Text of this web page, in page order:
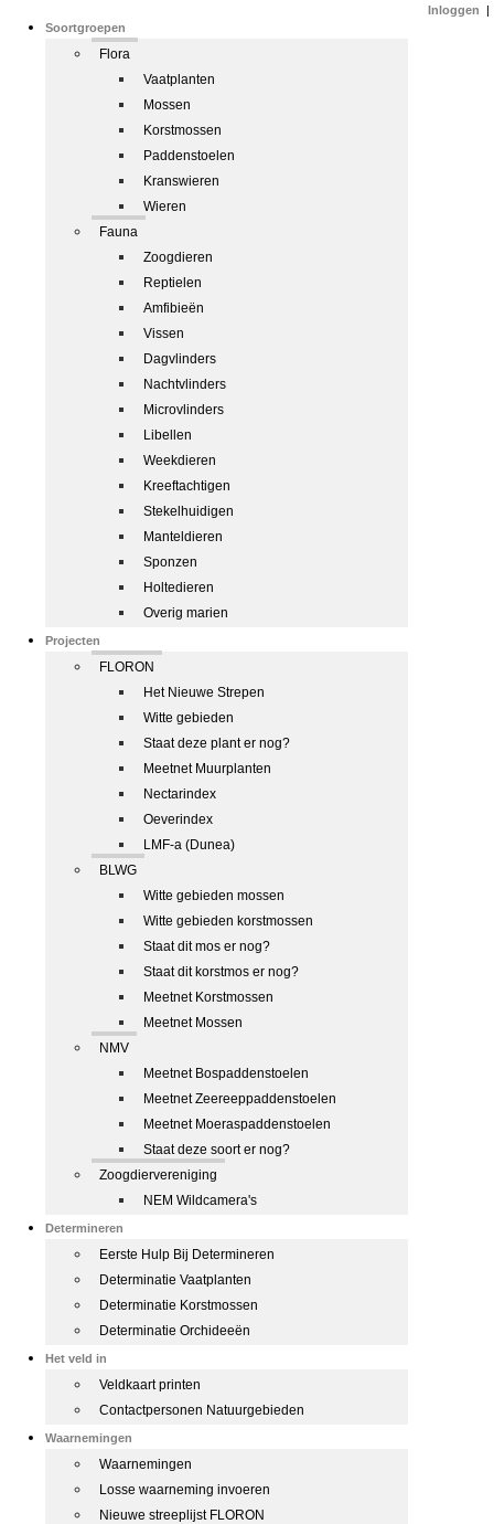
Soortgroepen
Flora
Vaatplanten
Mossen
Korstmossen
Paddenstoelen
Kranswieren
Wieren
Fauna
Zoogdieren
Reptielen
Amfibieën
Vissen
Dagvlinders
Nachtvlinders
Microvlinders
Libellen
Weekdieren
Kreeftachtigen
Stekelhuidigen
Manteldieren
Sponzen
Holtedieren
Overig marien
Projecten
FLORON
Het Nieuwe Strepen
Witte gebieden
Staat deze plant er nog?
Meetnet Muurplanten
Nectarindex
Oeverindex
LMF-a (Dunea)
BLWG
Witte gebieden mossen
Witte gebieden korstmossen
Staat dit mos er nog?
Staat dit korstmos er nog?
Meetnet Korstmossen
Meetnet Mossen
NMV
Meetnet Bospaddenstoelen
Meetnet Zeereeppaddenstoelen
Meetnet Moeraspaddenstoelen
Staat deze soort er nog?
Zoogdiervereniging
NEM Wildcamera's
Determineren
Eerste Hulp Bij Determineren
Determinatie Vaatplanten
Determinatie Korstmossen
Determinatie Orchideeën
Het veld in
Veldkaart printen
Contactpersonen Natuurgebieden
Waarnemingen
Waarnemingen
Losse waarneming invoeren
Nieuwe streeplijst FLORON
Inloggen |